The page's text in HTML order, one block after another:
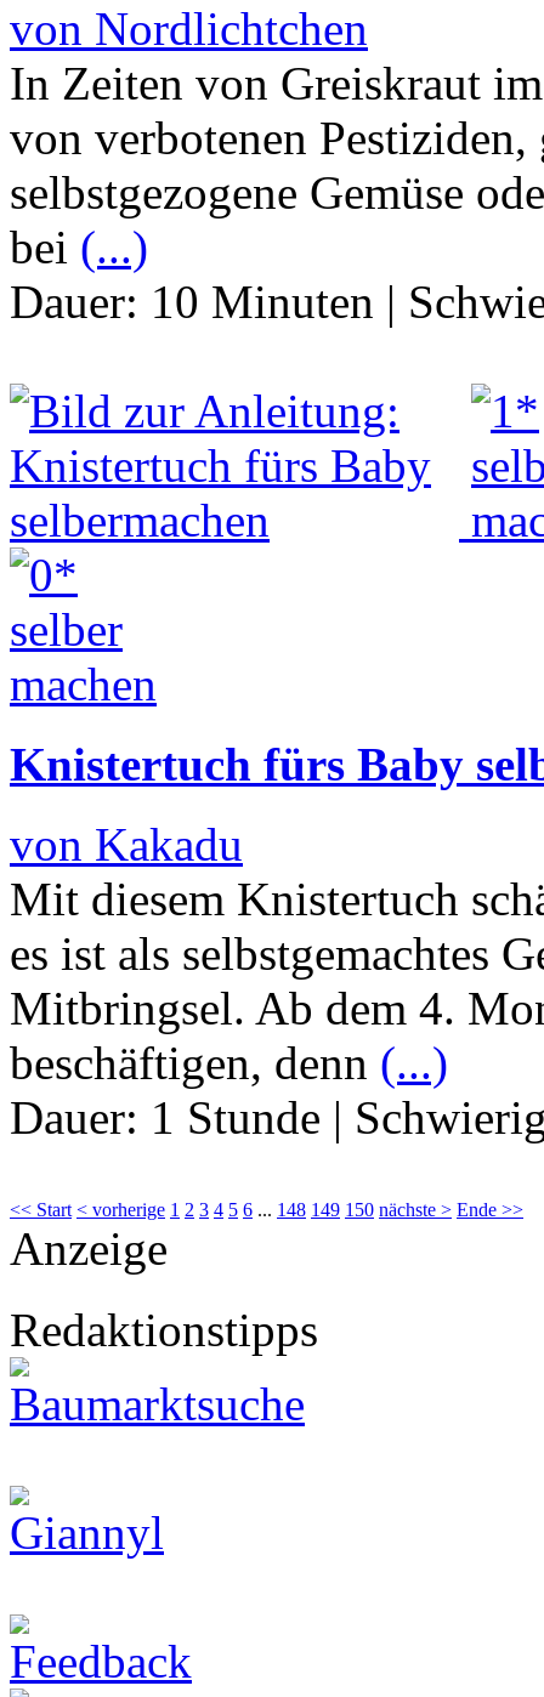
von Nordlichtchen
In Zeiten von Greiskraut
von verbotenen
selbstgezogene Gemüse
bei (...)
Dauer: 10 Minuten |
Knistertuch fürs Baby
von Kakadu
Mit diesem Knistertuch
es ist als selbstgemachtes
Mitbringsel. Ab dem 4.
beschäftigen, denn (...)
Dauer: 1 Stunde |
<< Start < vorherige 1 2 3 4 5 6 ... 148 149 150 nächste > Ende >>
Anzeige
Redaktionstipps